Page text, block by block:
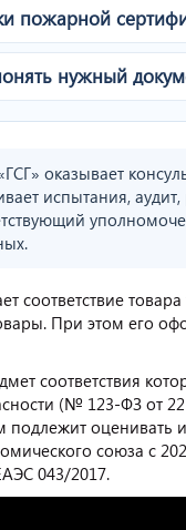
пожарной
нужный
оказывает
испытания,
соответствие
При этом его
соответствия
(№ 123-ФЗ от
оценивать
союза с
043/2017.